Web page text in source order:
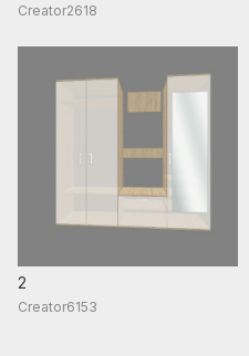
Creator2618
2
Creator6153